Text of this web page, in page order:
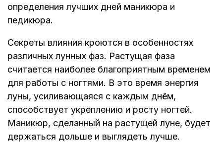
определения лучших дней маникюра и
педикюра.
Секреты влияния кроются в особенностях
различных лунных фаз. Растущая фаза
считается наиболее благоприятным временем
для работы с ногтями. В это время энергия
луны, усиливающаяся с каждым днём,
способствует укреплению и росту ногтей.
Маникюр, сделанный на растущей луне, будет
держаться дольше и выглядеть лучше.